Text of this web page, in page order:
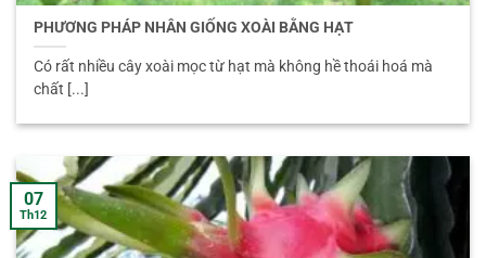
PHƯƠNG PHÁP NHÂN GIỐNG XOÀI BẰNG HẠT
Có rất nhiều cây xoài mọc từ hạt mà không hề thoái hoá mà
chất [...]
07
Th12